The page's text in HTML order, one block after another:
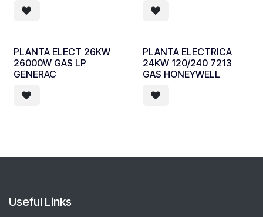
PLANTA ELECT 26KW
26000W GAS LP
GENERAC
PLANTA ELECTRICA
24KW 120/240 7213
GAS HONEYWELL
Useful Links